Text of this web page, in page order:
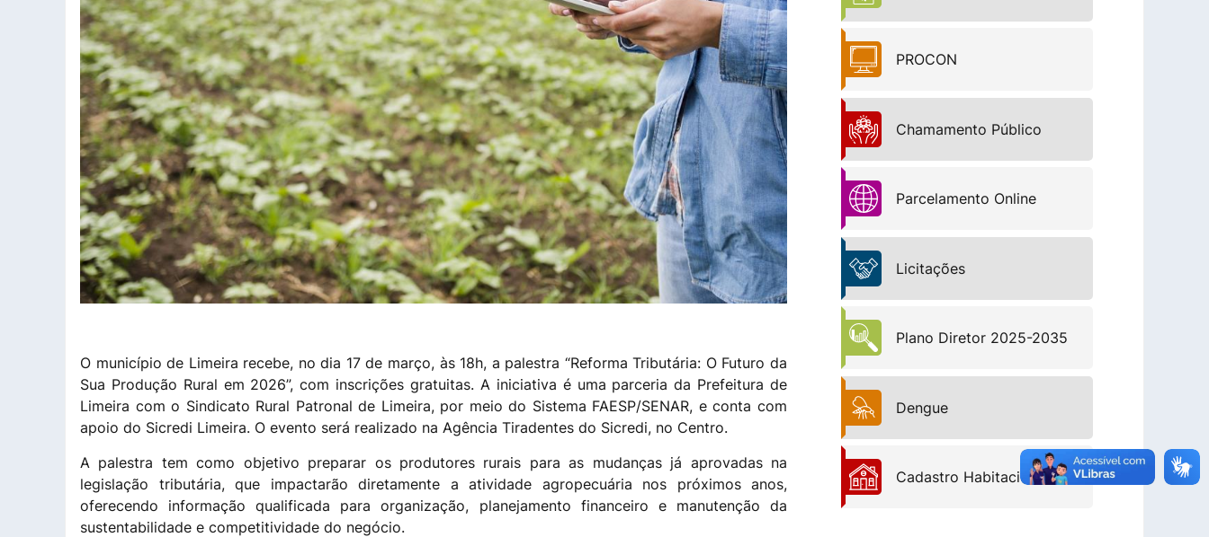
O município de Limeira recebe, no dia 17 de março, às 18h, a palestra “Reforma Tributária: O Futuro da
Sua Produção Rural em 2026”, com inscrições gratuitas. A iniciativa é uma parceria da Prefeitura de
Limeira com o Sindicato Rural Patronal de Limeira, por meio do Sistema FAESP/SENAR, e conta com
apoio do Sicredi Limeira. O evento será realizado na Agência Tiradentes do Sicredi, no Centro.
A palestra tem como objetivo preparar os produtores rurais para as mudanças já aprovadas na
legislação tributária, que impactarão diretamente a atividade agropecuária nos próximos anos,
oferecendo informação qualificada para organização, planejamento financeiro e manutenção da
sustentabilidade e competitividade do negócio.
PROCON
Chamamento Público
Parcelamento Online
Licitações
Plano Diretor 2025-2035
Dengue
Cadastro Habitacional